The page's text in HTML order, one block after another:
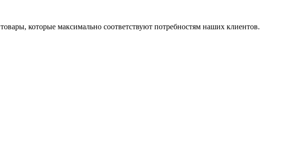
которые максимально соответствуют потребностям наших клиентов.